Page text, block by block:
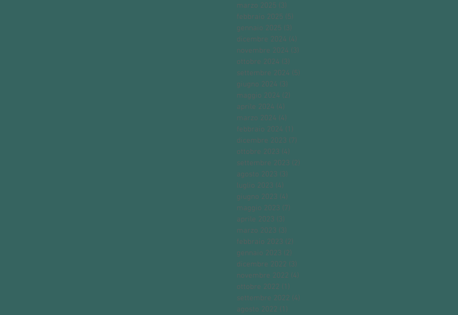
marzo 2025 (3)
febbraio 2025 (5)
gennaio 2025 (3)
dicembre 2024 (4)
novembre 2024 (3)
ottobre 2024 (3)
settembre 2024 (5)
giugno 2024 (3)
maggio 2024 (2)
aprile 2024 (4)
marzo 2024 (4)
febbraio 2024 (1)
dicembre 2023 (7)
ottobre 2023 (4)
settembre 2023 (2)
agosto 2023 (3)
luglio 2023 (4)
giugno 2023 (4)
maggio 2023 (7)
aprile 2023 (3)
marzo 2023 (3)
febbraio 2023 (2)
gennaio 2023 (2)
dicembre 2022 (3)
novembre 2022 (4)
ottobre 2022 (1)
settembre 2022 (4)
agosto 2022 (1)